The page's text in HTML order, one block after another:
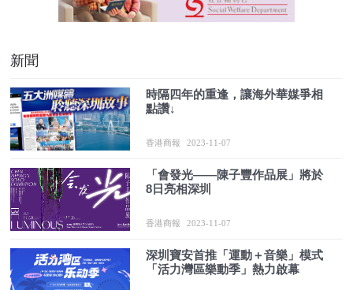
新聞
時隔四年的重逢，讓海外華媒爭相
點讚↓
香港商報 2023-11-07
「會發光——陳子豐作品展」將於
8日亮相深圳
香港商報 2023-11-07
深圳寶安首推「運動＋音樂」模式
「活力灣區樂動季」熱力啟幕